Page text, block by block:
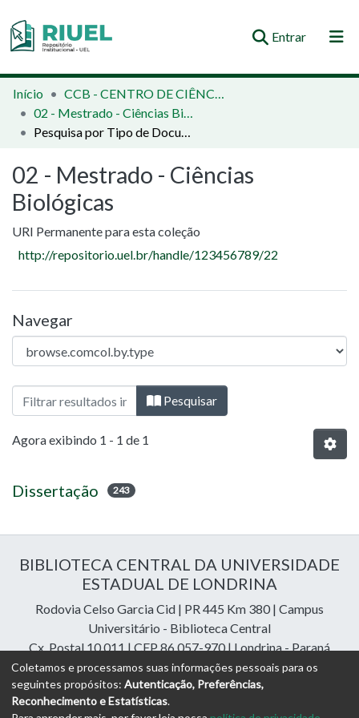
Entrar(current)
Orientações e Normas
Comunidades e Coleções
Início
CCB - CENTRO DE CIÊNCIAS BIOLÓGICAS
02 - Mestrado - Ciências Biológicas
Pesquisa por Tipo de Documento
02 - Mestrado - Ciências
Biológicas
URI Permanente para esta coleção
http://repositorio.uel.br/handle/123456789/22
Navegar
Navegando 02 - Mestrado - Ciências
Pesquisar
Agora exibindo 1 - 1 de 1
Dissertação 243
BIBLIOTECA CENTRAL DA UNIVERSIDADE
ESTADUAL DE LONDRINA
Rodovia Celso Garcia Cid | PR 445 Km 380 | Campus
Universitário - Biblioteca Central
Cx. Postal 10.011 | CEP 86.057-970 | Londrina - Paraná
Contatos: e-mail:riuel@uel.br| fone: 43 3371-4409
DSpace Cloud Softwarecopyright © 2023-2026
Coletamos e processamos suas informações pessoais para os
seguintes propósitos: Autenticação, Preferências,
Reconhecimento e Estatísticas.